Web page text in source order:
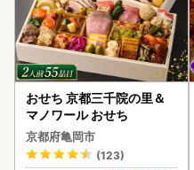
おせち 京都三千院の里＆
マノワール おせち
京都府亀岡市
(123)